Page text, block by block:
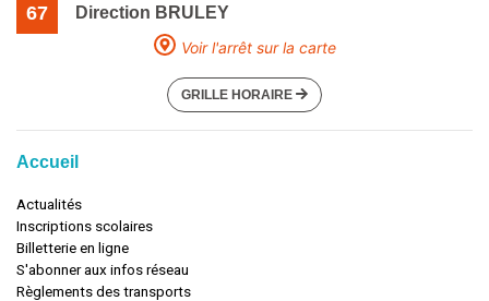
67
Direction BRULEY
Voir l'arrêt sur la carte
GRILLE HORAIRE
Accueil
Actualités
Inscriptions scolaires
Billetterie en ligne
S'abonner aux infos réseau
Règlements des transports